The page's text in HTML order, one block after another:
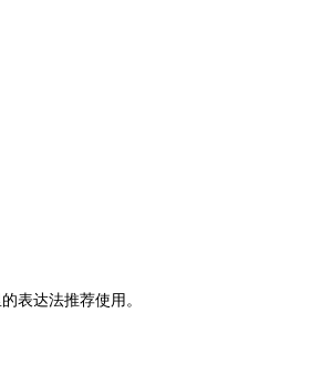
表达法推荐使用。